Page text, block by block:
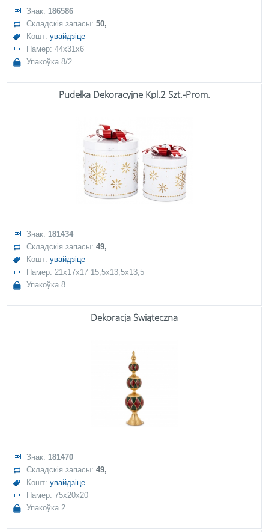
Знак: 186586
Складскія запасы:50,
Кошт:увайдзіце
Памер: 44x31x6
Упакоўка 8/2
Pudełka Dekoracyjne Kpl.2 Szt.-Prom.
Знак: 181434
Складскія запасы:49,
Кошт:увайдзіце
Памер: 21x17x17 15,5x13,5x13,5
Упакоўка 8
Dekoracja Świąteczna
Знак: 181470
Складскія запасы:49,
Кошт:увайдзіце
Памер: 75x20x20
Упакоўка 2